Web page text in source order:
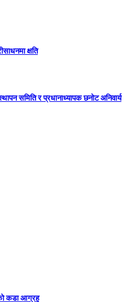
क्षति
समिति र प्रधानाध्यापक छनोट अनिवार्य
कडा आग्रह